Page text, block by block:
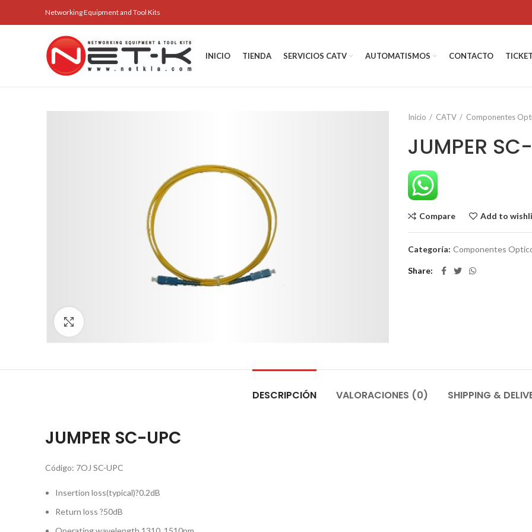
Networking Equipment and Tool Kits
INICIO TIENDA SERVICIOS CATV AUTOMATISMOS CONTACTO TICKET
Inicio CATV Componentes
JUMPER
Compare Add to
Categoría: Componentes
Share
DESCRIPCIÓN VALORACIONES (0) SHIPPING &
JUMPER SC-UPC
Código: 7OJ SC-UPC
Insertion loss(typical)?0.2dB
Return loss ?50dB